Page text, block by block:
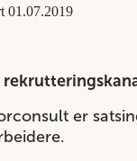
01.07.2019
er